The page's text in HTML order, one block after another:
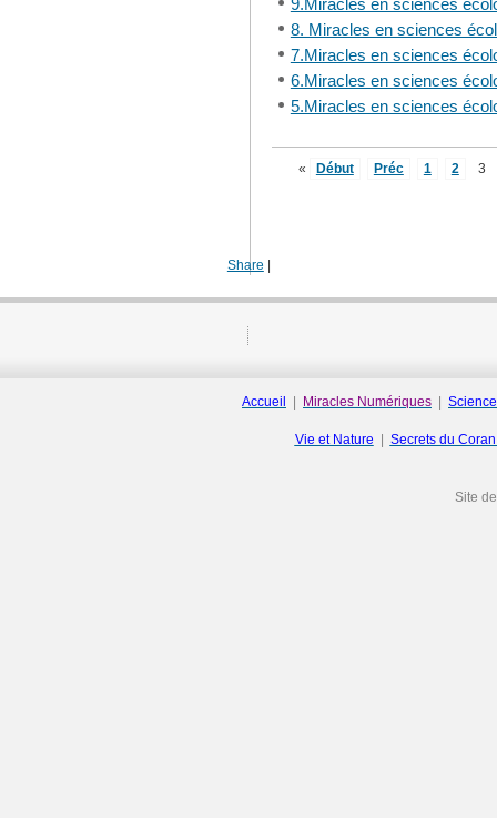
9.Miracles en sciences
8. Miracles en sciences
7.Miracles en sciences
6.Miracles en sciences
5.Miracles en sciences
« Début Préc 1 2 3
Share
Accueil Miracles Numériques
Vie et Nature Secrets du
Site